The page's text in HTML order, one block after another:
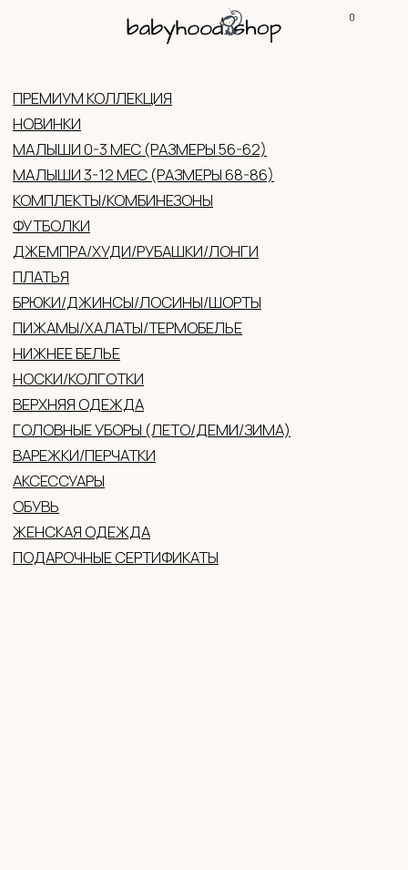
КОНТАКТЫ
ПОДАРОЧНЫЕ СЕРТИФИКАТЫ
ЖЕНСКАЯ ОДЕЖДА
ОБУВЬ
ВАРЕЖКИ/ПЕРЧАТКИ
ГОЛОВНЫЕ УБОРЫ (ЛЕТО/ДЕМИ/ЗИМА)
ВЕРХНЯЯ ОДЕЖДА
НОСКИ/КОЛГОТКИ
НИЖНЕЕ БЕЛЬЕ
ПИЖАМЫ/ХАЛАТЫ/ТЕРМОБЕЛЬЕ
ДЖЕМПРА/ХУДИ/РУБАШКИ/ЛОНГИ
ПЛАТЬЯ
ФУТБОЛКИ
КОМПЛЕКТЫ/КОМБИНЕЗОНЫ
МАЛЫШИ 3-12 МЕС (РАЗМЕРЫ 68-86)
МАЛЫШИ 0-3 МЕС (РАЗМЕРЫ 56-62)